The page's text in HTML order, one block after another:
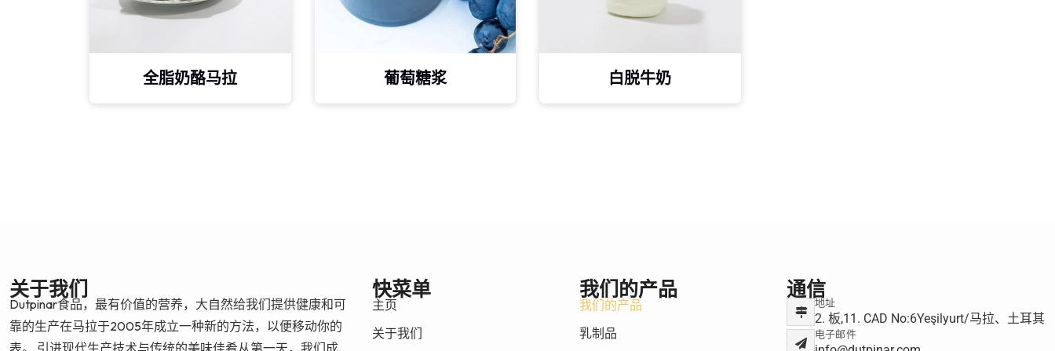
全脂奶酪马拉 葡萄糖浆 白脱牛奶
关于我们
Dutpinar食品，最有价值的营养，大自然给我们提供健康和可
靠的生产在马拉于2005年成立一种新的方法，以便移动你的
表。 引进现代生产技术与传统的美味佳肴从第一天，我们成
快菜单
主页
关于我们
我们的产品
我们的产品
乳制品
通信
地址
2. 板,11. CAD No:6Yeşilyurt/马拉、土耳其
电子邮件